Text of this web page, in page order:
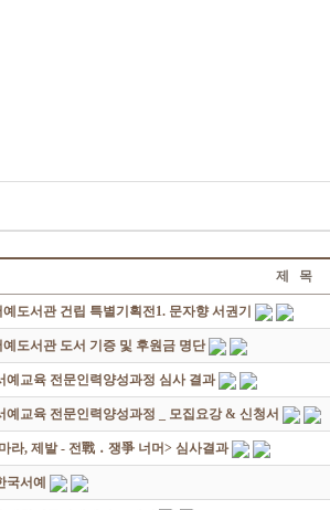
제 목
예도서관 건립 특별기획전1. 문자향 서권기
예도서관 도서 기증 및 후원금 명단
예교육 전문인력양성과정 심사 결과
예교육 전문인력양성과정 _ 모집요강 & 신청서
라, 제발 - 전戰 ․ 쟁爭 너머> 심사결과
국서예